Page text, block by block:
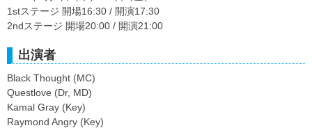
1stステージ 開場16:30 / 開演17:30
2ndステージ 開場20:00 / 開演21:00
出演者
Black Thought (MC)
Questlove (Dr, MD)
Kamal Gray (Key)
Raymond Angry (Key)